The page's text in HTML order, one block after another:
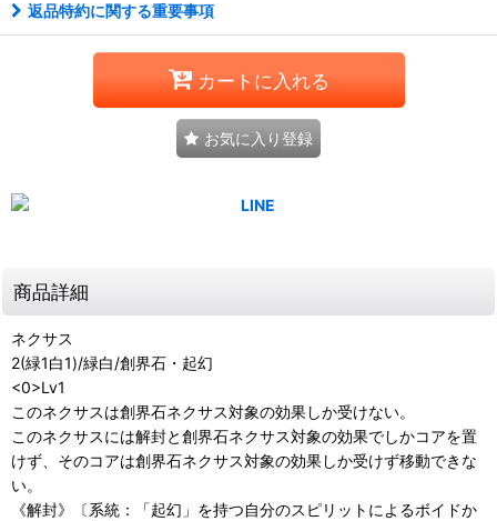
返品特約に関する重要事項
カートに入れる
お気に入り登録
商品詳細
ネクサス
2(緑1白1)/緑白/創界石・起幻
<0>Lv1
このネクサスは創界石ネクサス対象の効果しか受けない。
このネクサスには解封と創界石ネクサス対象の効果でしかコアを置
けず、そのコアは創界石ネクサス対象の効果しか受けず移動できな
い。
《解封》〔系統：「起幻」を持つ自分のスピリットによるボイドか